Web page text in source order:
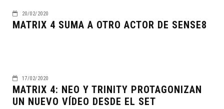
20/02/2020
MATRIX 4 SUMA A OTRO ACTOR DE SENSE8
17/02/2020
MATRIX 4: NEO Y TRINITY PROTAGONIZAN
UN NUEVO VÍDEO DESDE EL SET